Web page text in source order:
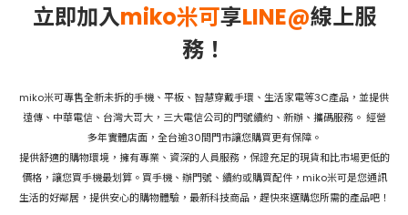
立即加入miko米可享LINE@線上服
務！
miko米可專售全新未拆的手機、平板、智慧穿戴手環、生活家電等3C產品，並提供
遠傳、中華電信、台灣大哥大，三大電信公司的門號續約、新辦、攜碼服務。 經營
多年實體店面，全台逾30間門市讓您購買更有保障。
提供舒適的購物環境，擁有專業、資深的人員服務，保證充足的現貨和比市場更低的
價格，讓您買手機最划算。買手機、辦門號、續約或購買配件，miko米可是您通訊
生活的好鄰居，提供安心的購物體驗，最新科技商品，趕快來選購您所需的產品吧！